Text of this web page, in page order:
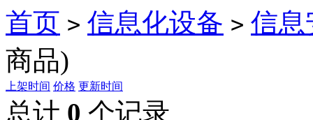
首页 > 信息化设备 > 信息
商品)
上架时间 价格 更新时间
总计 0 个记录